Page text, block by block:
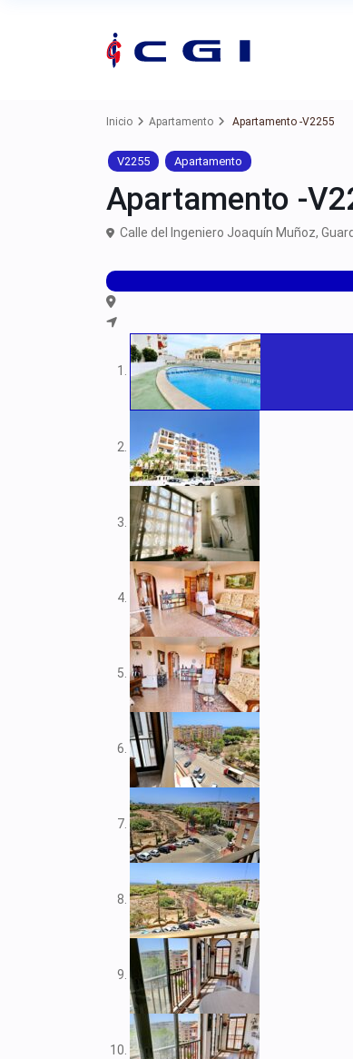
Inicio Apartamento Apartamento -V2255
V2255 Apartamento
Apartamento -
Calle del Ingeniero Joaquín Muñoz,